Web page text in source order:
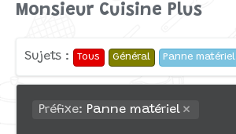
Monsieur Cuisine Plus
Sujets : Tous Général Panne matériel
Préfixe: Panne matériel